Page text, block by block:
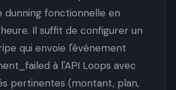
dunning fonctionnelle en
Il suffit de configurer un
qui envoie l'événement
à l'API Loops avec
pertinentes (montant, plan,